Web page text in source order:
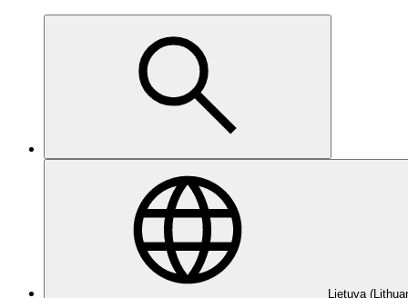
Lietuva